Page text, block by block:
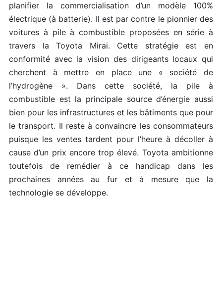
planifier la commercialisation d’un modèle 100%
électrique (à batterie). Il est par contre le pionnier des
voitures à pile à combustible proposées en série à
travers la Toyota Mirai. Cette stratégie est en
conformité avec la vision des dirigeants locaux qui
cherchent à mettre en place une « société de
l’hydrogène ». Dans cette société, la pile à
combustible est la principale source d’énergie aussi
bien pour les infrastructures et les bâtiments que pour
le transport. Il reste à convaincre les consommateurs
puisque les ventes tardent pour l’heure à décoller à
cause d’un prix encore trop élevé. Toyota ambitionne
toutefois de remédier à ce handicap dans les
prochaines années au fur et à mesure que la
technologie se développe.